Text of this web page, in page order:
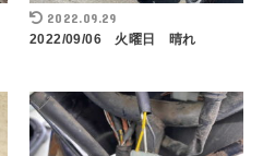
2022.09.29
2022/09/06 火曜日 晴れ